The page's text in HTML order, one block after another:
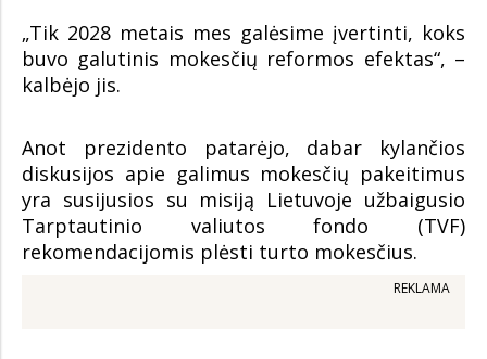
„Tik 2028 metais mes galėsime įvertinti, koks
buvo galutinis mokesčių reformos efektas“, –
kalbėjo jis.
Anot prezidento patarėjo, dabar kylančios
diskusijos apie galimus mokesčių pakeitimus
yra susijusios su misiją Lietuvoje užbaigusio
Tarptautinio valiutos fondo (TVF)
rekomendacijomis plėsti turto mokesčius.
REKLAMA